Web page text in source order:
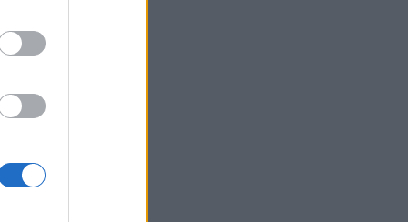
by chcel zažiť
ušetrili na
jednu noc v
výberu na
koláče,
je to zážitok.